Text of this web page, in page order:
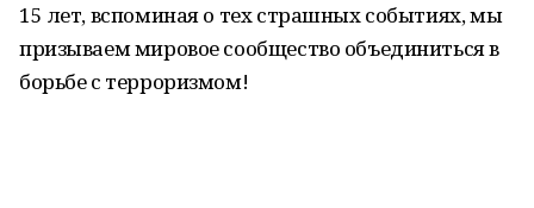
15 лет, вспоминая о тех страшных событиях, мы
призываем мировое сообщество объединиться в
борьбе с терроризмом!